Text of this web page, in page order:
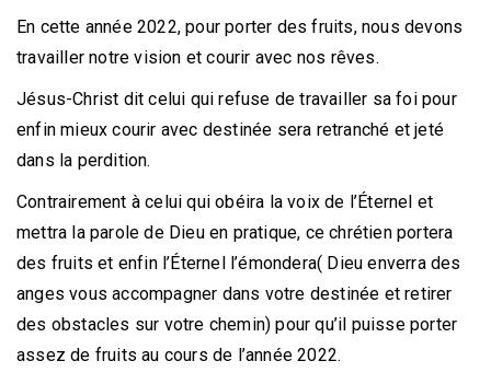
En cette année 2022, pour porter des fruits, nous devons
travailler notre vision et courir avec nos rêves.
Jésus-Christ dit celui qui refuse de travailler sa foi pour
enfin mieux courir avec destinée sera retranché et jeté
dans la perdition.
Contrairement à celui qui obéira la voix de l’Éternel et
mettra la parole de Dieu en pratique, ce chrétien portera
des fruits et enfin l’Éternel l’émondera( Dieu enverra des
anges vous accompagner dans votre destinée et retirer
des obstacles sur votre chemin) pour qu’il puisse porter
assez de fruits au cours de l’année 2022.